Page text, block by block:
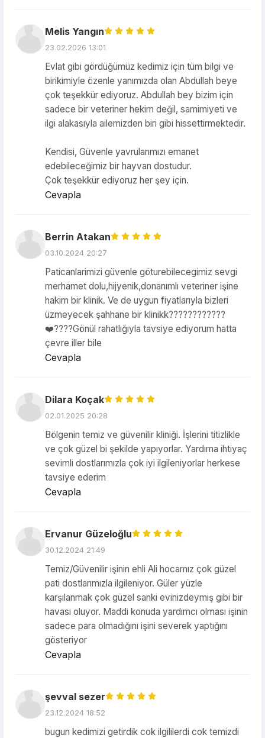
Melis Yangın
23.02.2026 13:01
Evlat gibi gördüğümüz kedimiz için tüm bilgi ve
birikimiyle özenle yanımızda olan Abdullah beye
çok teşekkür ediyoruz. Abdullah bey bizim için
sadece bir veteriner hekim değil, samimiyeti ve
ilgi alakasıyla ailemizden biri gibi hissettirmektedir.
Kendisi, Güvenle yavrularımızı emanet
edebileceğimiz bir hayvan dostudur.
Çok teşekkür ediyoruz her şey için.
Cevapla
Berrin Atakan
03.10.2024 20:27
Paticanlarimizi güvenle göturebilecegimiz sevgi
merhamet dolu,hijyenik,donanımlı veteriner işine
hakim bir klinik. Ve de uygun fiyatlarıyla bizleri
üzmeyecek şahhane bir klinikk????????????
❤️????Gönül rahatlığıyla tavsiye ediyorum hatta
çevre iller bile
Cevapla
Dilara Koçak
02.01.2025 20:28
Bölgenin temiz ve güvenilir kliniği. İşlerini titizlikle
ve çok güzel bi şekilde yapıyorlar. Yardıma ihtiyaç
sevimli dostlarımızla çok iyi ilgileniyorlar herkese
tavsiye ederim
Cevapla
Ervanur Güzeloğlu
30.12.2024 21:49
Temiz/Güvenilir işinin ehli Ali hocamız çok güzel
pati dostlarımızla ilgileniyor. Güler yüzle
karşılanmak çok güzel sanki evinizdeymiş gibi bir
havası oluyor. Maddi konuda yardımcı olması işinin
sadece para olmadığını işini severek yaptığını
gösteriyor
Cevapla
şevval sezer
23.12.2024 18:52
bugun kedimizi getirdik cok ilgililerdi cok temizdi